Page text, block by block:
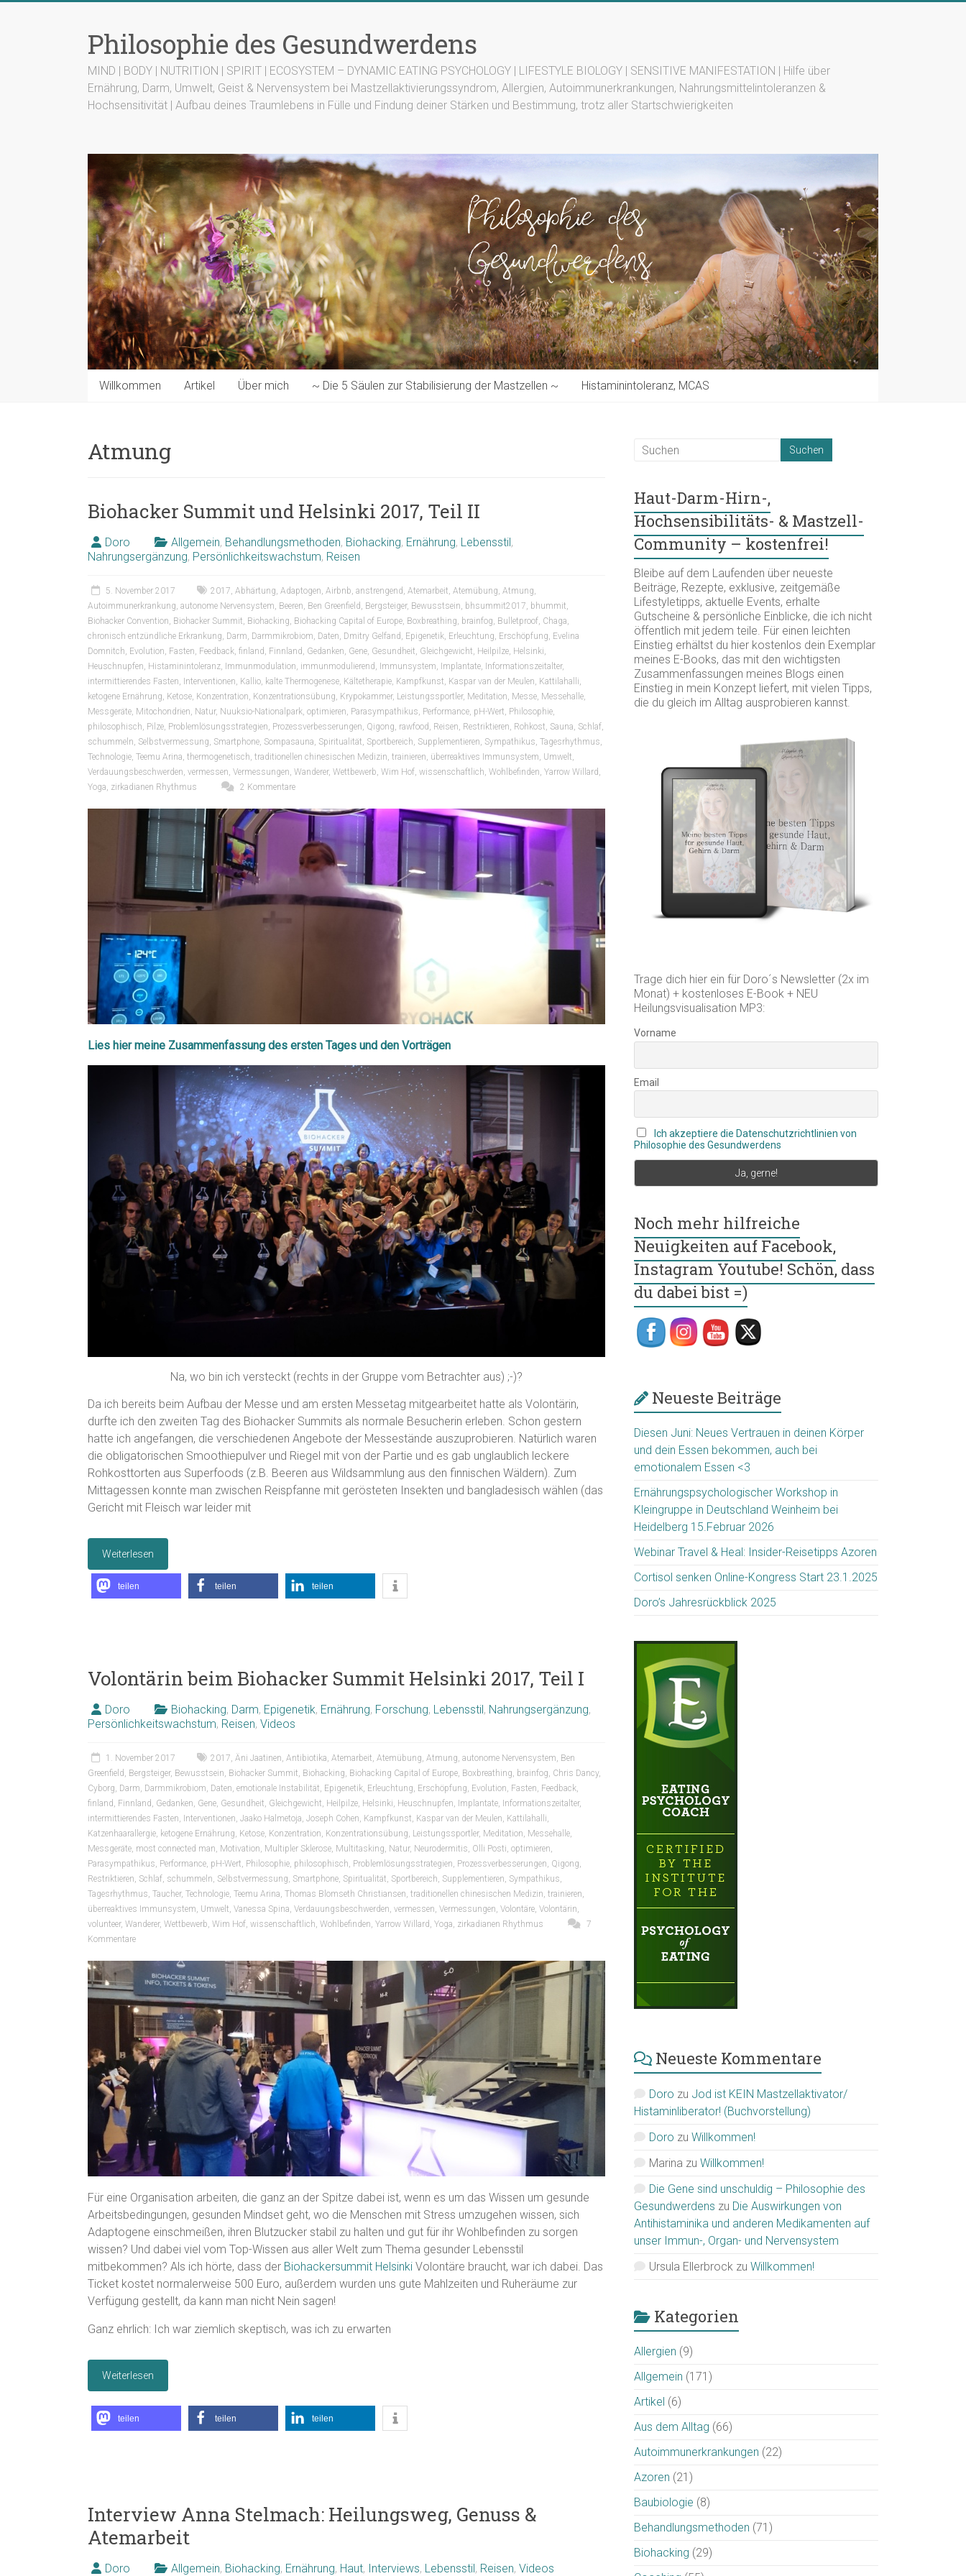
Philosophie des Gesundwerdens
MIND | BODY | NUTRITION | SPIRIT | ECOSYSTEM – DYNAMIC EATING PSYCHOLOGY | LIFESTYLE BIOLOGY | SENSITIVE MANIFESTATION | Hilfe über
Ernährung, Darm, Umwelt, Geist & Nervensystem bei Mastzellaktivierungssyndrom, Allergien, Autoimmunerkrankungen, Nahrungsmittelintoleranzen &
Hochsensitivität | Aufbau deines Traumlebens in Fülle und Findung deiner Stärken und Bestimmung, trotz aller Startschwierigkeiten
Willkommen Artikel Über mich ~ Die 5 Säulen zur Stabilisierung der Mastzellen ~ Histaminintoleranz, MCAS
Atmung
Biohacker Summit und Helsinki 2017, Teil II
Doro Allgemein, Behandlungsmethoden, Biohacking, Ernährung, Lebensstil,
Nahrungsergänzung, Persönlichkeitswachstum, Reisen
5. November 2017 2017, Abhärtung, Adaptogen, Airbnb, anstrengend , Atemarbeit, Atemübung, Atmung,
Autoimmunerkrankung, autonome Nervensystem, Beeren, Ben Greenfield , Bergsteiger, Bewusstsein, bhsummit2017, bhummit,
Biohacker Convention, Biohacker Summit, Biohacking, Biohacking Capital of Europe, Boxbreathing, brainfog, Bulletproof, Chaga,
chronisch entzündliche Erkrankung, Darm, Darmmikrobiom, Daten, Dmitry Gelfand , Epigenetik, Erleuchtung, Erschöpfung, Evelina
Domnitch, Evolution, Fasten, Feedback, finland , Finnland , Gedanken, Gene, Gesundheit, Gleichgewicht, Heilpilze, Helsinki,
Heuschnupfen, Histaminintoleranz, Immunmodulation, immunmodulierend , Immunsystem, Implantate, Informationszeitalter,
intermittierendes Fasten, Interventionen, Kallio, kalte Thermogenese, Kältetherapie, Kampfkunst, Kaspar van der Meulen, Kattilahalli,
ketogene Ernährung, Ketose, Konzentration, Konzentrationsübung, Krypokammer, Leistungssportler, Meditation, Messe, Messehalle,
Messgeräte, Mitochondrien, Natur, Nuuksio-Nationalpark, optimieren, Parasympathikus, Performance, pH-Wert, Philosophie,
philosophisch, Pilze, Problemlösungsstrategien, Prozessverbesserungen, Qigong, rawfood , Reisen, Restriktieren, Rohkost, Sauna, Schlaf,
schummeln, Selbstvermessung, Smartphone, Sompasauna, Spiritualität, Sportbereich, Supplementieren, Sympathikus, Tagesrhythmus,
Technologie, Teemu Arina, thermogenetisch, traditionellen chinesischen Medizin, trainieren, überreaktives Immunsystem, Umwelt,
Verdauungsbeschwerden, vermessen, Vermessungen, Wanderer, Wettbewerb, Wim Hof, wissenschaftlich, Wohlbefinden, Yarrow Willard ,
Yoga, zirkadianen Rhythmus 2 Kommentare
Lies hier meine Zusammenfassung des ersten Tages und den Vorträgen
Na, wo bin ich versteckt (rechts in der Gruppe vom Betrachter aus) ;-)?
Da ich bereits beim Aufbau der Messe und am ersten Messetag mitgearbeitet hatte als Volontärin,
durfte ich den zweiten Tag des Biohacker Summits als normale Besucherin erleben. Schon gestern
hatte ich angefangen, die verschiedenen Angebote der Messestände auszuprobieren. Natürlich waren
die obligatorischen Smoothiepulver und Riegel mit von der Partie und es gab unglaublich leckere
Rohkosttorten aus Superfoods (z.B. Beeren aus Wildsammlung aus den finnischen Wäldern). Zum
Mittagessen konnte man zwischen Reispfanne mit gerösteten Insekten und bangladesisch wählen (das
Gericht mit Fleisch war leider mit
Weiterlesen
teilen teilen teilen
Volontärin beim Biohacker Summit Helsinki 2017, Teil I
Doro Biohacking, Darm, Epigenetik, Ernährung, Forschung, Lebensstil, Nahrungsergänzung,
Persönlichkeitswachstum, Reisen, Videos
1. November 2017 2017 Äni Jaatinen Antibiotika Atemarbeit Atemübung Atmung autonome Nervensystem Ben
Greenfield
Bergsteiger, Bewusstsein Biohacker Summit Biohacking Biohacking Capital of Europe Boxbreathing brainfog Chris Dancy,
Cyborg Darm Darmmikrobiom Daten emotionale Instabilität Epigenetik Erleuchtung Erschöpfung Evolution Fasten Feedback
finland
Finnland Gedanken Gene Gesundheit Gleichgewicht Heilpilze Helsinki Heuschnupfen Implantate Informationszeitalter,
intermittierendes Fasten Interventionen Jaako Halmetoja Joseph Cohen Kampfkunst Kaspar van der Meulen Kattilahalli
Katzenhaarallergie ketogene Ernährung Ketose Konzentration Konzentrationsübung Leistungssportler, Meditation Messehalle
Messgeräte most connected man Motivation Multipler Sklerose Multitasking Natur, Neurodermitis Olli Posti optimieren
Parasympathikus Performance pH-Wert Philosophie philosophisch Problemlösungsstrategien Prozessverbesserungen Qigong
Restriktieren Schlaf schummeln Selbstvermessung Smartphone Spiritualität Sportbereich Supplementieren Sympathikus
Tagesrhythmus Taucher, Technologie Teemu Arina Thomas Blomseth Christiansen traditionellen chinesischen Medizin trainieren
überreaktives Immunsystem Umwelt Vanessa Spina Verdauungsbeschwerden vermessen Vermessungen Volontäre Volontärin
volunteer, Wanderer, Wettbewerb Wim Hof wissenschaftlich Wohlbefinden Yarrow Willard Yoga zirkadianen Rhythmus
7
Kommentare
Für eine Organisation arbeiten, die ganz an der Spitze dabei ist, wenn es um das Wissen um gesunde
Arbeitsbedingungen, gesunden Mindset geht, wo die Menschen mit Stress umzugehen wissen, sich
Adaptogene einschmeißen, ihren Blutzucker stabil zu halten und gut für ihr Wohlbefinden zu sorgen
wissen? Und dabei viel vom Top-Wissen aus aller Welt zum Thema gesunder Lebensstil
mitbekommen? Als ich hörte, dass der Biohackersummit Helsinki Volontäre braucht, war ich dabei. Das
Ticket kostet normalerweise 500 Euro, außerdem wurden uns gute Mahlzeiten und Ruheräume zur
Verfügung gestellt, da kann man nicht Nein sagen!
Ganz ehrlich: Ich war ziemlich skeptisch, was ich zu erwarten
Weiterlesen
teilen teilen teilen
Interview Anna Stelmach: Heilungsweg, Genuss &
Atemarbeit
Doro Allgemein, Biohacking, Ernährung, Haut, Interviews, Lebensstil, Reisen, Videos
Haut-Darm-Hirn-,
Hochsensibilitäts- & Mastzell-
Community – kostenfrei!
Bleibe auf dem Laufenden über neueste
Beiträge, Rezepte, exklusive, zeitgemäße
Lifestyletipps, aktuelle Events, erhalte
Gutscheine & persönliche Einblicke, die ich nicht
öffentlich mit jedem teile. Für einen leichten
Einstieg erhältst du hier kostenlos dein Exemplar
meines E-Books, das mit den wichtigsten
Zusammenfassungen meines Blogs einen
Einstieg in mein Konzept liefert, mit vielen Tipps,
die du gleich im Alltag ausprobieren kannst.
Trage dich hier ein für Doro´s Newsletter (2x im
Monat) + kostenloses E-Book + NEU
Heilungsvisualisation MP3:
Vorname
Email
Ich akzeptiere die Datenschutzrichtlinien von
Philosophie des Gesundwerdens
Noch mehr hilfreiche
Neuigkeiten auf Facebook,
Instagram Youtube! Schön, dass
du dabei bist =)
Neueste Beiträge
Diesen Juni: Neues Vertrauen in deinen Körper
und dein Essen bekommen, auch bei
emotionalem Essen <3
Ernährungspsychologischer Workshop in
Kleingruppe in Deutschland Weinheim bei
Heidelberg 15.Februar 2026
Webinar Travel & Heal: Insider-Reisetipps Azoren
Cortisol senken Online-Kongress Start 23.1.2025
Doro’s Jahresrückblick 2025
Neueste Kommentare
Doro zu Jod ist KEIN Mastzellaktivator/
Histaminliberator! (Buchvorstellung)
Doro zuWillkommen!
Marina zuWillkommen!
Die Gene sind unschuldig – Philosophie des
Gesundwerdens zu Die Auswirkungen von
Antihistaminika und anderen Medikamenten auf
unser Immun-, Organ- und Nervensystem
Ursula Ellerbrock zuWillkommen!
Kategorien
Allergien (9)
Allgemein (171)
Artikel (6)
Aus dem Alltag (66)
Autoimmunerkrankungen (22)
Azoren (21)
Baubiologie (8)
Behandlungsmethoden (71)
Biohacking (29)